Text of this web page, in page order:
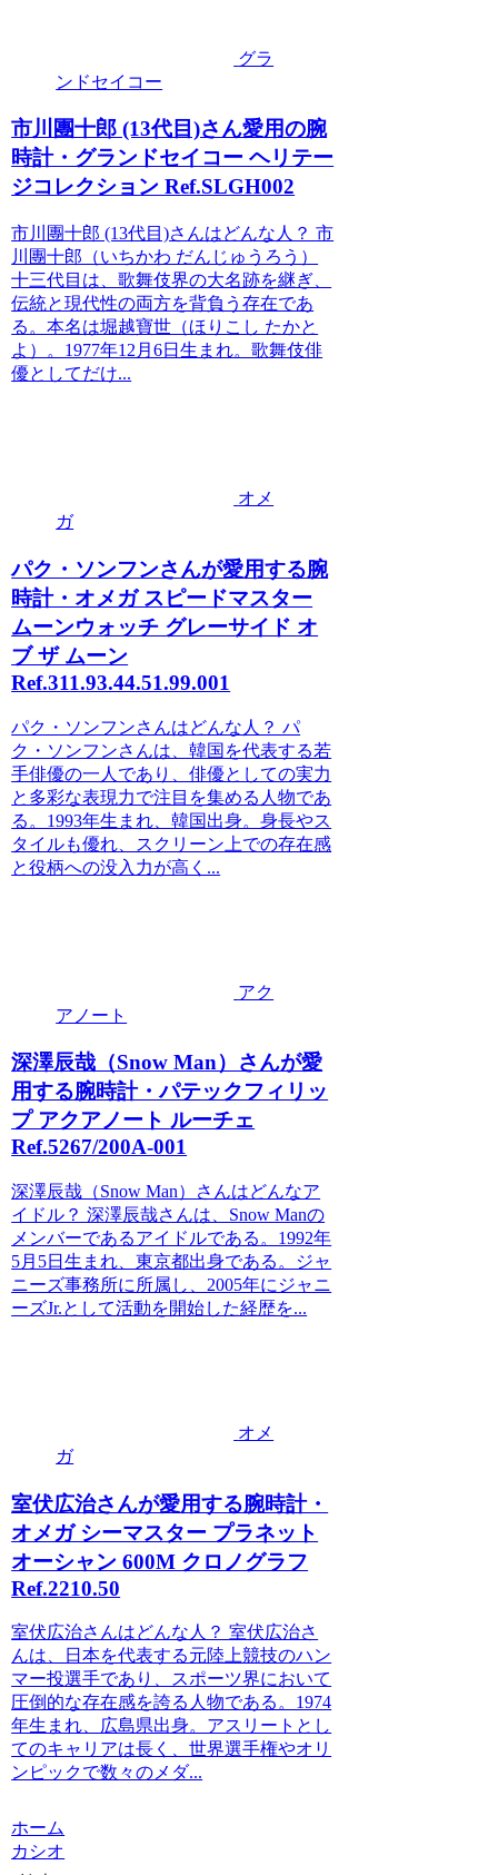
グラ
ンドセイコー
市川團十郎 (13代目)さん愛用の腕
時計・グランドセイコー ヘリテー
ジコレクション Ref.SLGH002
市川團十郎 (13代目)さんはどんな人？ 市
川團十郎（いちかわ だんじゅうろう）
十三代目は、歌舞伎界の大名跡を継ぎ、
伝統と現代性の両方を背負う存在であ
る。本名は堀越寶世（ほりこし たかと
よ）。1977年12月6日生まれ。歌舞伎俳
優としてだけ...
オメ
ガ
パク・ソンフンさんが愛用する腕
時計・オメガ スピードマスター
ムーンウォッチ グレーサイド オ
ブ ザ ムーン
Ref.311.93.44.51.99.001
パク・ソンフンさんはどんな人？ パ
ク・ソンフンさんは、韓国を代表する若
手俳優の一人であり、俳優としての実力
と多彩な表現力で注目を集める人物であ
る。1993年生まれ、韓国出身。身長やス
タイルも優れ、スクリーン上での存在感
と役柄への没入力が高く...
アク
アノート
深澤辰哉（Snow Man）さんが愛
用する腕時計・パテックフィリッ
プ アクアノート ルーチェ
Ref.5267/200A-001
深澤辰哉（Snow Man）さんはどんなア
イドル？ 深澤辰哉さんは、Snow Manの
メンバーであるアイドルである。1992年
5月5日生まれ、東京都出身である。ジャ
ニーズ事務所に所属し、2005年にジャニ
ーズJr.として活動を開始した経歴を...
オメ
ガ
室伏広治さんが愛用する腕時計・
オメガ シーマスター プラネット
オーシャン 600M クロノグラフ
Ref.2210.50
室伏広治さんはどんな人？ 室伏広治さ
んは、日本を代表する元陸上競技のハン
マー投選手であり、スポーツ界において
圧倒的な存在感を誇る人物である。1974
年生まれ、広島県出身。アスリートとし
てのキャリアは長く、世界選手権やオリ
ンピックで数々のメダ...
ホーム
カシオ